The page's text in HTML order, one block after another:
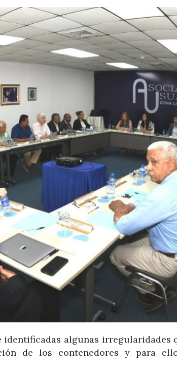
algunas irregularidades
de los contenedores y para